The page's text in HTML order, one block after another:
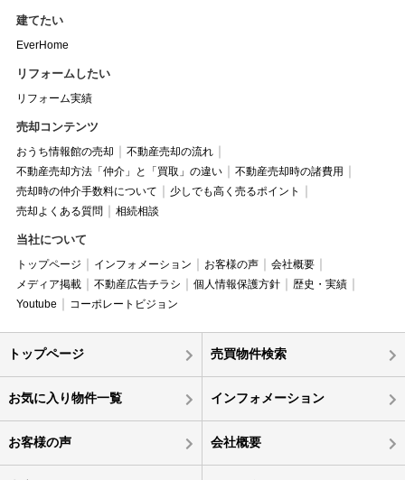
建てたい
EverHome
リフォームしたい
リフォーム実績
売却コンテンツ
おうち情報館の売却
不動産売却の流れ
不動産売却方法「仲介」と「買取」の違い
不動産売却時の諸費用
売却時の仲介手数料について
少しでも高く売るポイント
売却よくある質問
相続相談
当社について
トップページ インフォメーション お客様の声
会社概要
メディア掲載
不動産広告チラシ 個人情報保護方針
歴史・実績
Youtube
コーポレートビジョン
トップページ 売買物件検索
お気に入り物件一覧 インフォメーション
お客様の声 会社概要